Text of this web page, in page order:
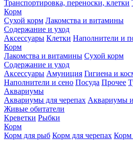
Транспортировка, переноски, клетки
Корм
Сухой корм Лакомства и витамины
Содержание и уход
Аксессуары Клетки Наполнители и
Корм
Лакомства и витамины Сухой корм
Содержание и уход
Аксессуары Амуниция Гигиена и
Наполнители и сено Посуда Прочее
Аквариумы
Аквариумы для черепах Аквариумы
Живые обитатели
Креветки Рыбки
Корм
Корм для рыб Корм для черепах Корм